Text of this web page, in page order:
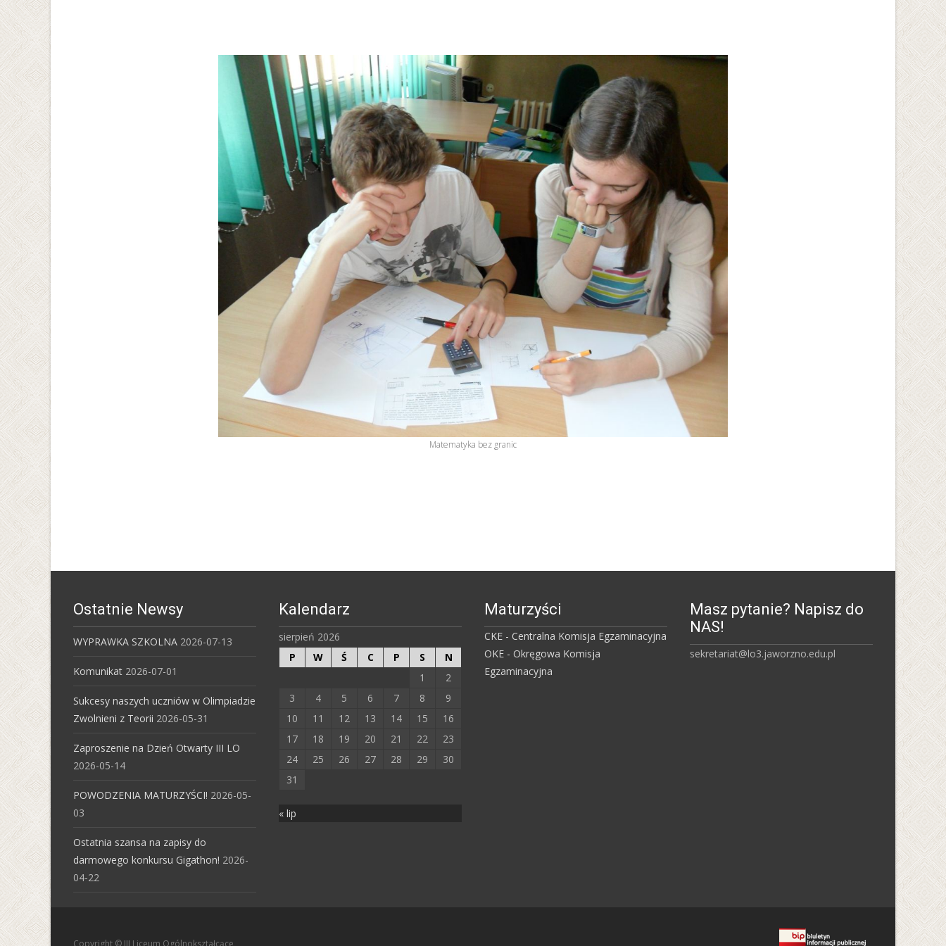
Matematyka bez granic
Ostatnie Newsy
WYPRAWKA SZKOLNA 2026-07-13
Komunikat 2026-07-01
Sukcesy naszych uczniów w Olimpiadzie
Zwolnieni z Teorii 2026-05-31
Zaproszenie na Dzień Otwarty III LO
2026-05-14
POWODZENIA MATURZYŚCI! 2026-05-
03
Ostatnia szansa na zapisy do
darmowego konkursu Gigathon! 2026-
04-22
Kalendarz
sierpień 2026
P
W Ś C P S
N
1
2
3
4 5 6 7 8
9
10
11 12 13 14 15
16
17
18 19 20 21 22
23
24
25 26 27 28 29
30
31
« lip
Maturzyści
CKE - Centralna Komisja Egzaminacyjna
OKE - Okręgowa Komisja
Egzaminacyjna
Masz pytanie? Napisz do
NAS!
sekretariat@lo3.jaworzno.edu.pl
Copyright © III Liceum Ogólnokształcące